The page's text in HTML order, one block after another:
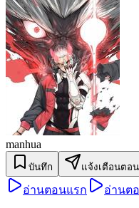
manhua
บันทึก แจ้งเตือนตอ
อ่านตอนแรก อ่านต